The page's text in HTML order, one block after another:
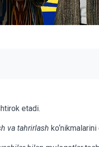
etadi.
va tahrirlash